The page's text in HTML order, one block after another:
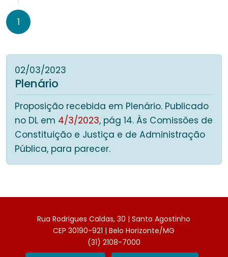
1
02/03/2023
Plenário
Proposição recebida em Plenário. Publicado
no DL em 4/3/2023, pág 14. Às Comissões de
Constituição e Justiça e de Administração
Pública, para parecer.
Rua Rodrigues Caldas, 30 | Santo Agostinho
CEP 30190-921 | Belo Horizonte/MG
(31) 2108-7000